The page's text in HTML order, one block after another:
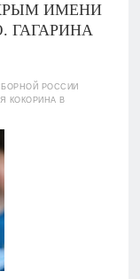
ИМЕНИ
ГАГАРИНА
РОССИИ
КОКОРИНА В